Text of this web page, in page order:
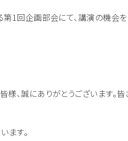
1回企画部会にて、講演の機会を
、誠にありがとうございます。
ます。